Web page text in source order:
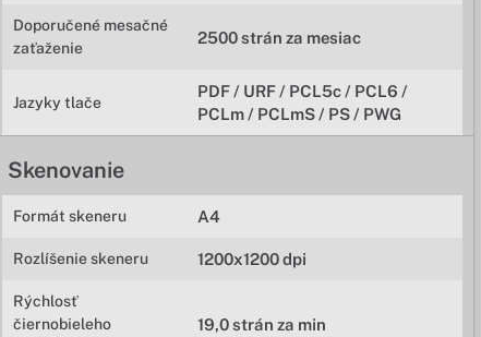
Doporučené mesačné
zaťaženie
2500 strán za mesiac
Jazyky tlače
PDF / URF / PCL5c / PCL6 /
PCLm / PCLmS / PS / PWG
Skenovanie
Formát skeneru A4
Rozlíšenie skeneru 1200x1200 dpi
Rýchlosť
čiernobieleho
19,0 strán za min